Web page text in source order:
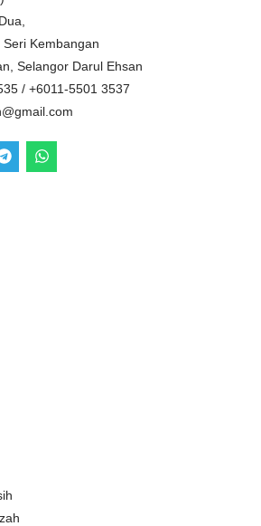
Kembangan
Selangor Darul Ehsan
/ +6011-5501 3537
T
e
l
W
h
a